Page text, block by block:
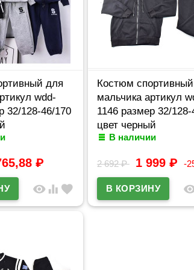
для
wdd-
32/128-46/170
₽
visibility equalizer favorite
Костюм
мальчика артикул
1146 размер 32/128-
цвет черный
В наличии
2 692₽ 1 999 ₽ -